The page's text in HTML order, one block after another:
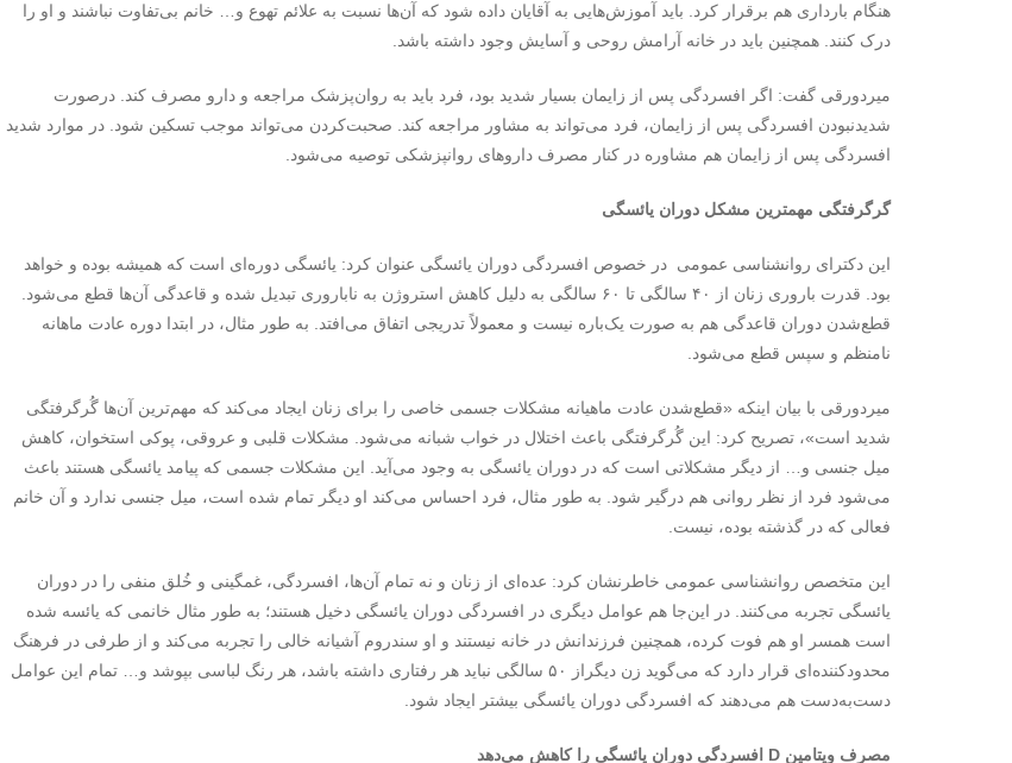
هنگام بارداری هم برقرار کرد. باید آموزش‌هایی به آقایان داده شود که آن‌ها نسبت به علائم تهوع و… خانم بی‌تفاوت نباشند و او را
درک کنند. همچنین باید در خانه آرامش روحی و آسایش وجود داشته باشد.
میردورقی گفت: اگر افسردگی پس از زایمان بسیار شدید بود، فرد باید به روان‌پزشک مراجعه و دارو مصرف کند. درصورت
شدیدنبودن افسردگی پس از زایمان، فرد می‌تواند به مشاور مراجعه کند. صحبت‌کردن می‌تواند موجب تسکین شود. در موارد شدید
افسردگی پس از زایمان هم مشاوره در کنار مصرف داروهای روانپزشکی توصیه می‌شود.
گرگرفتگی مهمترین مشکل دوران یائسگی
این دکترای روانشناسی عمومی در خصوص افسردگی دوران یائسگی عنوان کرد: یائسگی دوره‌ای است که همیشه بوده و خواهد
بود. قدرت باروری زنان از ۴۰ سالگی تا ۶۰ سالگی به دلیل کاهش استروژن به ناباروری تبدیل شده و قاعدگی آن‌ها قطع می‌شود.
قطع‌شدن دوران قاعدگی هم به صورت یک‌باره نیست و معمولاً تدریجی اتفاق می‌افتد. به طور مثال، در ابتدا دوره عادت ماهانه
نامنظم و سپس قطع می‌شود.
میردورقی با بیان اینکه «قطع‌شدن عادت ماهیانه مشکلات جسمی خاصی را برای زنان ایجاد می‌کند که مهم‌ترین آن‌ها گُرگرفتگی
شدید است»، تصریح کرد: این گُرگرفتگی باعث اختلال در خواب شبانه می‌شود. مشکلات قلبی و عروقی، پوکی استخوان، کاهش
میل جنسی و… از دیگر مشکلاتی است که در دوران یائسگی به وجود می‌آید. این مشکلات جسمی که پیامد یائسگی هستند باعث
می‌شود فرد از نظر روانی هم درگیر شود. به طور مثال، فرد احساس می‌کند او دیگر تمام شده است، میل جنسی ندارد و آن خانم
فعالی که در گذشته بوده، نیست.
این متخصص روانشناسی عمومی خاطرنشان کرد: عده‌ای از زنان و نه تمام آن‌ها، افسردگی، غمگینی و خُلق منفی را در دوران
یائسگی تجربه می‌کنند. در این‌جا هم عوامل دیگری در افسردگی دوران یائسگی دخیل هستند؛ به طور مثال خانمی که یائسه شده
است همسر او هم فوت کرده، همچنین فرزندانش در خانه نیستند و او سندروم آشیانه خالی را تجربه می‌کند و از طرفی در فرهنگ
محدودکننده‌ای قرار دارد که می‌گوید زن دیگراز ۵۰ سالگی نباید هر رفتاری داشته باشد، هر رنگ لباسی بپوشد و… تمام این عوامل
دست‌به‌دست هم می‌دهند که افسردگی دوران یائسگی بیشتر ایجاد شود.
مصرف ویتامین D افسردگی دوران یائسگی را کاهش می‌دهد